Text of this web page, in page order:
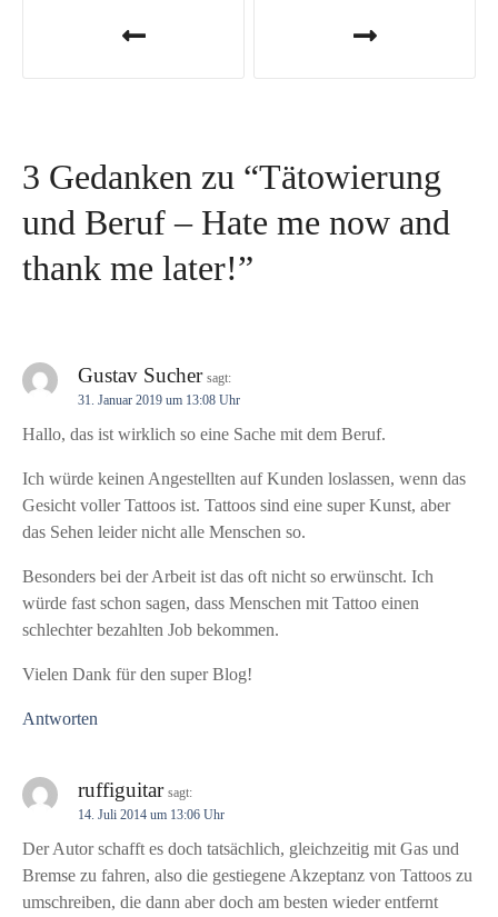
r
a
g
n
a
v
i
a
t
i
o
n
3 Gedanken zu “Tätowierung
und Beruf – Hate me now and
thank me later!”
Gustav Sucher sagt:
31. Januar 2019 um 13:08 Uhr
Hallo, das ist wirklich so eine Sache mit dem Beruf.
Ich würde keinen Angestellten auf Kunden loslassen, wenn das
Gesicht voller Tattoos ist. Tattoos sind eine super Kunst, aber
das Sehen leider nicht alle Menschen so.
Besonders bei der Arbeit ist das oft nicht so erwünscht. Ich
würde fast schon sagen, dass Menschen mit Tattoo einen
schlechter bezahlten Job bekommen.
Vielen Dank für den super Blog!
Antworten
ruffiguitar sagt:
14. Juli 2014 um 13:06 Uhr
Der Autor schafft es doch tatsächlich, gleichzeitig mit Gas und
Bremse zu fahren, also die gestiegene Akzeptanz von Tattoos zu
umschreiben, die dann aber doch am besten wieder entfernt